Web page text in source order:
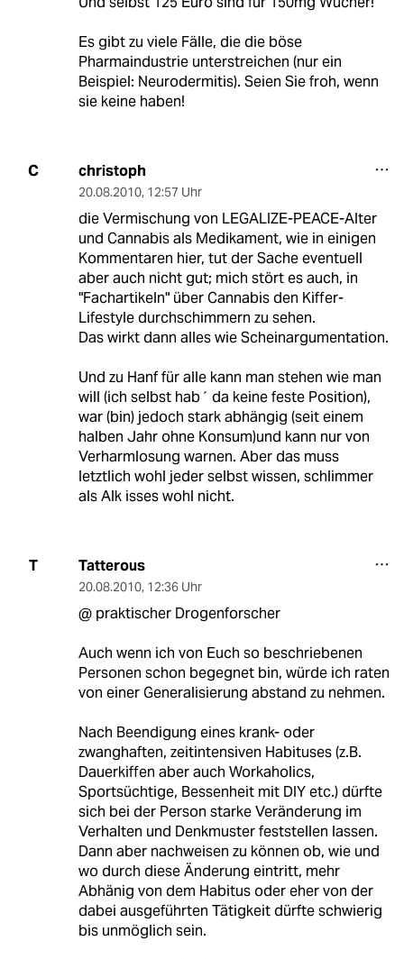
Es gibt zu viele Fälle, die die böse
Pharmaindustrie unterstreichen (nur ein
Beispiel: Neurodermitis). Seien Sie froh, wenn
sie keine haben!
C christoph
20.08.2010, 12:57 Uhr
die Vermischung von LEGALIZE-PEACE-Alter
und Cannabis als Medikament, wie in einigen
Kommentaren hier, tut der Sache eventuell
aber auch nicht gut; mich stört es auch, in
"Fachartikeln" über Cannabis den Kiffer-
Lifestyle durchschimmern zu sehen.
Das wirkt dann alles wie Scheinargumentation.
Und zu Hanf für alle kann man stehen wie man
will (ich selbst hab´ da keine feste Position),
war (bin) jedoch stark abhängig (seit einem
halben Jahr ohne Konsum)und kann nur von
Verharmlosung warnen. Aber das muss
letztlich wohl jeder selbst wissen, schlimmer
als Alk isses wohl nicht.
T Tatterous
20.08.2010, 12:36 Uhr
@ praktischer Drogenforscher
Auch wenn ich von Euch so beschriebenen
Personen schon begegnet bin, würde ich raten
von einer Generalisierung abstand zu nehmen.
Nach Beendigung eines krank- oder
zwanghaften, zeitintensiven Habituses (z.B.
Dauerkiffen aber auch Workaholics,
Sportsüchtige, Bessenheit mit DIY etc.) dürfte
sich bei der Person starke Veränderung im
Verhalten und Denkmuster feststellen lassen.
Dann aber nachweisen zu können ob, wie und
wo durch diese Änderung eintritt, mehr
Abhänig von dem Habitus oder eher von der
dabei ausgeführten Tätigkeit dürfte schwierig
bis unmöglich sein.